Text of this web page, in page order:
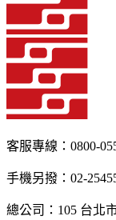
客服專線：0800-
手機另撥：02-
總公司：105 台北